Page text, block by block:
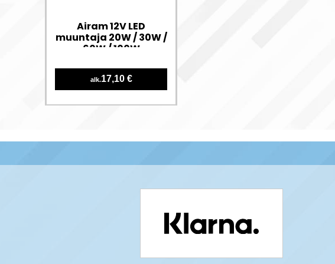
Airam 12V LED
muuntaja 20W / 30W /
60W / 100W
alk.17,10 €